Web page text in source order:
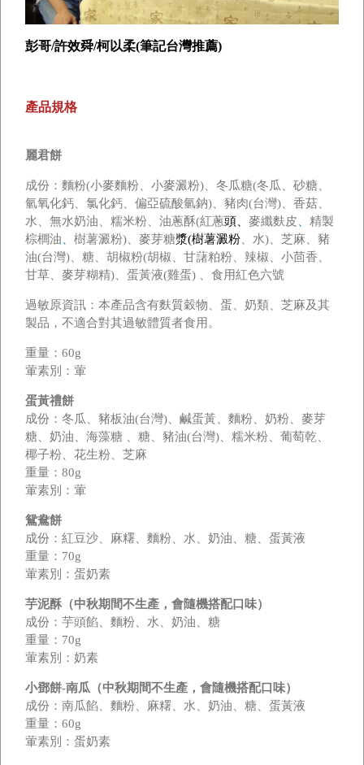
彭哥/許效舜/柯以柔(筆記台灣推薦)
產品規格
麗君餅
成份：麵粉(小麥麵粉、小麥澱粉)、冬瓜糖(冬瓜、砂糖、
氫氧化鈣、氯化鈣、偏亞硫酸氫鈉)、豬肉(台灣)、香菇、
水、無水奶油、糯米粉、油蔥酥(紅蔥頭、 麥纖麩皮
精製
棕櫚油
樹薯澱粉)、麥芽糖漿(樹薯澱粉 、水)、芝麻、豬
油(台灣)、糖、胡椒粉(胡椒、甘藷粕粉、辣椒、小茴香、
甘草、麥芽糊精)、蛋黃液(雞蛋) 、食用紅色六號
過敏原資訊：本產品含有麩質穀物、蛋、奶類、芝麻及其
製品，不適合對其過敏體質者食用。
重量：60g
葷素別：葷
蛋黃禮餅
成份：冬瓜、豬板油(台灣)、鹹蛋黃、麵粉、奶粉、麥芽
糖、奶油、海藻糖 、糖、豬油(台灣)、糯米粉、葡萄乾、
椰子粉、花生粉、芝麻
重量：80g
葷素別：葷
鴛鴦餅
成份：紅豆沙、麻糬、麵粉、水、奶油、糖、蛋黃液
重量：70g
葷素別：蛋奶素
芋泥酥（中秋期間不生產，會隨機搭配口味）
成份：芋頭餡、麵粉、水、奶油、糖
重量：70g
葷素別：奶素
小鄧餅-南瓜（中秋期間不生產，會隨機搭配口味）
成份：南瓜餡、麵粉、麻糬、水、奶油、糖、蛋黃液
重量：60g
葷素別：蛋奶素